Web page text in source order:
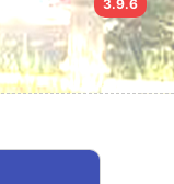
3.9.6